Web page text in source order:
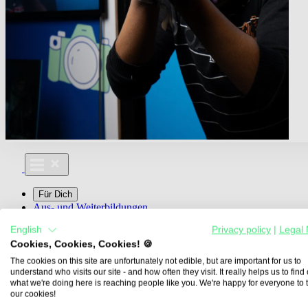
Für Dich
Aus- und Weiterbildungen
Media For You
Über Uns
Übersicht
English Privacy policy
Legal
Cookies, Cookies, Cookies! 🍪
The cookies on this site are unfortunately not edible, but are important for us to
understand who visits our site - and how often they visit. It really helps us to find
what we're doing here is reaching people like you. We're happy for everyone to
our cookies!